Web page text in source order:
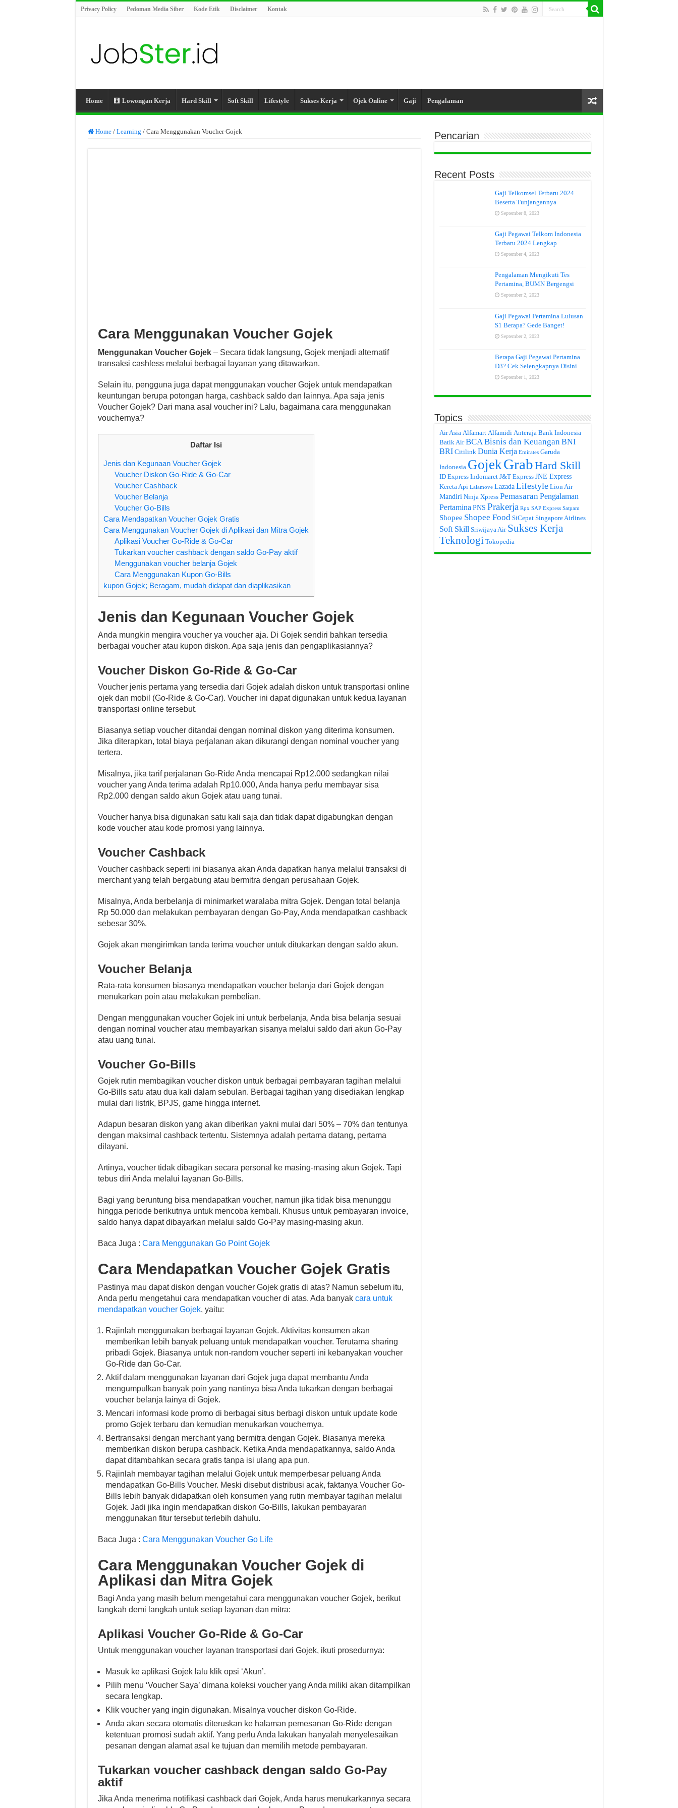
Privacy Policy Pedoman Media Siber Kode Etik Disclaimer Kontak
Home Lowongan Kerja Hard Skill Soft Skill Lifestyle Sukses Kerja Ojek Online Gaji Pengalaman
Home / Learning / Cara Menggunakan Voucher Gojek
Cara Menggunakan Voucher Gojek
Menggunakan Voucher Gojek– Secara tidak langsung, Gojek menjadi alternatif
transaksi cashless melalui berbagai layanan yang ditawarkan.
Selain itu, pengguna juga dapat menggunakan voucher Gojek untuk mendapatkan
keuntungan berupa potongan harga, cashback saldo dan lainnya. Apa saja jenis
Voucher Gojek? Dari mana asal voucher ini? Lalu, bagaimana cara menggunakan
vouchernya?
Daftar Isi
Jenis dan Kegunaan Voucher Gojek
Voucher Diskon Go-Ride & Go-Car
Voucher Cashback
Voucher Belanja
Voucher Go-Bills
Cara Mendapatkan Voucher Gojek Gratis
Cara Menggunakan Voucher Gojek di Aplikasi dan Mitra Gojek
Aplikasi Voucher Go-Ride & Go-Car
Tukarkan voucher cashback dengan saldo Go-Pay aktif
Menggunakan voucher belanja Gojek
Cara Menggunakan Kupon Go-Bills
kupon Gojek; Beragam, mudah didapat dan diaplikasikan
Jenis dan Kegunaan Voucher Gojek
Anda mungkin mengira voucher ya voucher aja. Di Gojek sendiri bahkan tersedia
berbagai voucher atau kupon diskon. Apa saja jenis dan pengaplikasiannya?
Voucher Diskon Go-Ride & Go-Car
Voucher jenis pertama yang tersedia dari Gojek adalah diskon untuk transportasi online
ojek dan mobil (Go-Ride & Go-Car). Voucher ini dapat digunakan untuk kedua layanan
transportasi online tersebut.
Biasanya setiap voucher ditandai dengan nominal diskon yang diterima konsumen.
Jika diterapkan, total biaya perjalanan akan dikurangi dengan nominal voucher yang
tertera.
Misalnya, jika tarif perjalanan Go-Ride Anda mencapai Rp12.000 sedangkan nilai
voucher yang Anda terima adalah Rp10.000, Anda hanya perlu membayar sisa
Rp2.000 dengan saldo akun Gojek atau uang tunai.
Voucher hanya bisa digunakan satu kali saja dan tidak dapat digabungkan dengan
kode voucher atau kode promosi yang lainnya.
Voucher Cashback
Voucher cashback seperti ini biasanya akan Anda dapatkan hanya melalui transaksi di
merchant yang telah bergabung atau bermitra dengan perusahaan Gojek.
Misalnya, Anda berbelanja di minimarket waralaba mitra Gojek. Dengan total belanja
Rp 50.000 dan melakukan pembayaran dengan Go-Pay, Anda mendapatkan cashback
sebesar 30%.
Gojek akan mengirimkan tanda terima voucher untuk ditukarkan dengan saldo akun.
Voucher Belanja
Rata-rata konsumen biasanya mendapatkan voucher belanja dari Gojek dengan
menukarkan poin atau melakukan pembelian.
Dengan menggunakan voucher Gojek ini untuk berbelanja, Anda bisa belanja sesuai
dengan nominal voucher atau membayarkan sisanya melalui saldo dari akun Go-Pay
atau uang tunai.
Voucher Go-Bills
Gojek rutin membagikan voucher diskon untuk berbagai pembayaran tagihan melalui
Go-Bills satu atau dua kali dalam sebulan. Berbagai tagihan yang disediakan lengkap
mulai dari listrik, BPJS, game hingga internet.
Adapun besaran diskon yang akan diberikan yakni mulai dari 50% – 70% dan tentunya
dengan maksimal cashback tertentu. Sistemnya adalah pertama datang, pertama
dilayani.
Artinya, voucher tidak dibagikan secara personal ke masing-masing akun Gojek. Tapi
tebus diri Anda melalui layanan Go-Bills.
Bagi yang beruntung bisa mendapatkan voucher, namun jika tidak bisa menunggu
hingga periode berikutnya untuk mencoba kembali. Khusus untuk pembayaran invoice,
saldo hanya dapat dibayarkan melalui saldo Go-Pay masing-masing akun.
Baca Juga : Cara Menggunakan Go Point Gojek
Cara Mendapatkan Voucher Gojek Gratis
Pastinya mau dapat diskon dengan voucher Gojek gratis di atas? Namun sebelum itu,
Anda perlu mengetahui cara mendapatkan voucher di atas. Ada banyak cara untuk
mendapatkan voucher Gojek, yaitu:
Rajinlah menggunakan berbagai layanan Gojek. Aktivitas konsumen akan
memberikan lebih banyak peluang untuk mendapatkan voucher. Terutama sharing
pribadi Gojek. Biasanya untuk non-random voucher seperti ini kebanyakan voucher
Go-Ride dan Go-Car.
Aktif dalam menggunakan layanan dari Gojek juga dapat membantu Anda
mengumpulkan banyak poin yang nantinya bisa Anda tukarkan dengan berbagai
voucher belanja lainya di Gojek.
Mencari informasi kode promo di berbagai situs berbagi diskon untuk update kode
promo Gojek terbaru dan kemudian menukarkan vouchernya.
Bertransaksi dengan merchant yang bermitra dengan Gojek. Biasanya mereka
memberikan diskon berupa cashback. Ketika Anda mendapatkannya, saldo Anda
dapat ditambahkan secara gratis tanpa isi ulang apa pun.
Rajinlah membayar tagihan melalui Gojek untuk memperbesar peluang Anda
mendapatkan Go-Bills Voucher. Meski disebut distribusi acak, faktanya Voucher Go-
Bills lebih banyak didapatkan oleh konsumen yang rutin membayar tagihan melalui
Gojek. Jadi jika ingin mendapatkan diskon Go-Bills, lakukan pembayaran
menggunakan fitur tersebut terlebih dahulu.
Baca Juga : Cara Menggunakan Voucher Go Life
Cara Menggunakan Voucher Gojek di
Aplikasi dan Mitra Gojek
Bagi Anda yang masih belum mengetahui cara menggunakan voucher Gojek, berikut
langkah demi langkah untuk setiap layanan dan mitra:
Aplikasi Voucher Go-Ride & Go-Car
Untuk menggunakan voucher layanan transportasi dari Gojek, ikuti prosedurnya:
Masuk ke aplikasi Gojek lalu klik opsi ‘Akun’.
Pilih menu ‘Voucher Saya’ dimana koleksi voucher yang Anda miliki akan ditampilkan
secara lengkap.
Klik voucher yang ingin digunakan. Misalnya voucher diskon Go-Ride.
Anda akan secara otomatis diteruskan ke halaman pemesanan Go-Ride dengan
ketentuan promosi sudah aktif. Yang perlu Anda lakukan hanyalah menyelesaikan
pesanan dengan alamat asal ke tujuan dan memilih metode pembayaran.
Tukarkan voucher cashback dengan saldo Go-Pay
aktif
Jika Anda menerima notifikasi cashback dari Gojek, Anda harus menukarkannya secara
Pencarian
Recent Posts
Gaji Telkomsel Terbaru 2024
Beserta Tunjangannya
September 8, 2023
Gaji Pegawai Telkom Indonesia
Terbaru 2024 Lengkap
September 4, 2023
Pengalaman Mengikuti Tes
Pertamina, BUMN Bergengsi
September 2, 2023
Gaji Pegawai Pertamina Lulusan
S1 Berapa? Gede Banget!
September 2, 2023
Berapa Gaji Pegawai Pertamina
D3? Cek Selengkapnya Disini
September 1, 2023
Topics
Air Asia Alfamart Alfamidi Anteraja Bank Indonesia
Batik Air BCABisnis dan KeuanganBNI
BRI Citilink Dunia Kerja Emirates Garuda
Indonesia GojekGrabHard Skill
ID Express Indomaret J&T Express JNE Express
Kereta Api Lalamove Lazada Lifestyle Lion Air
Mandiri Ninja Xpress PemasaranPengalaman
Pertamina PNS Prakerja Rpx SAP Express Satpam
Shopee Shopee Food SiCepat Singapore Airlines
Soft Skill Sriwijaya Air Sukses Kerja
Teknologi Tokopedia